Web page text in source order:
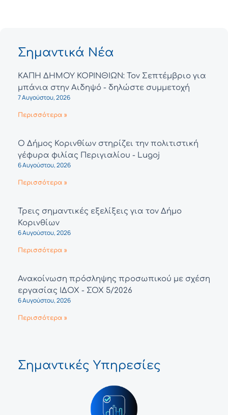
Σημαντικά Νέα
ΚΑΠΗ ΔΗΜΟΥ ΚΟΡΙΝΘΙΩΝ: Τον Σεπτέμβριο για
μπάνια στην Αιδηψό - δηλώστε συμμετοχή
7 Αυγούστου, 2026
Περισσότερα »
Ο Δήμος Κορινθίων στηρίζει την πολιτιστική
γέφυρα φιλίας Περιγιαλίου - Lugoj
6 Αυγούστου, 2026
Περισσότερα »
Τρεις σημαντικές εξελίξεις για τον Δήμο
Κορινθίων
6 Αυγούστου, 2026
Περισσότερα »
Ανακοίνωση πρόσληψης προσωπικού με σχέση
εργασίας ΙΔΟΧ - ΣΟΧ 5/2026
6 Αυγούστου, 2026
Περισσότερα »
Σημαντικές Υπηρεσίες